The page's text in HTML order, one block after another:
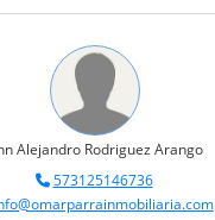
Alejandro Rodriguez Arango
573125146736